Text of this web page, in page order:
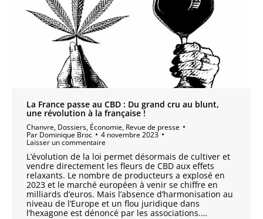
La France passe au CBD : Du grand cru au blunt,
une révolution à la française !
Chanvre, Dossiers, Économie, Revue de presse
Par Dominique Broc 4 novembre 2023
Laisser un commentaire
L’évolution de la loi permet désormais de cultiver et
vendre directement les fleurs de CBD aux effets
relaxants. Le nombre de producteurs a explosé en
2023 et le marché européen à venir se chiffre en
milliards d’euros. Mais l’absence d’harmonisation au
niveau de l’Europe et un flou juridique dans
l’hexagone est dénoncé par les associations.…